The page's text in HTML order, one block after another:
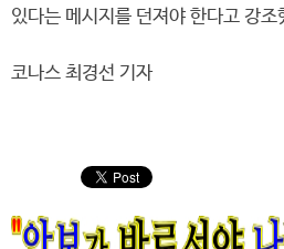
있다는 메시지를 던져야 한다고 강
코나스 최경선 기자